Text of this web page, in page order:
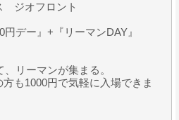
ジオフロント
デー』+『リーマンDAY』
リーマンが集まる。
も1000円で気軽に入場できま